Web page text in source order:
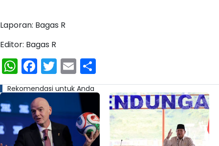
Laporan: Bagas R
Editor: Bagas R
WhatsApp
Facebook
Twitter
Email
Rekomendasi untuk Anda